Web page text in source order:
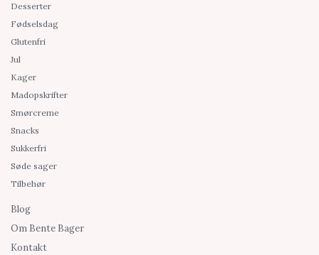
Desserter
Fødselsdag
Glutenfri
Jul
Kager
Madopskrifter
Smørcreme
Snacks
Sukkerfri
Søde sager
Tilbehør
Blog
Om Bente Bager
Kontakt